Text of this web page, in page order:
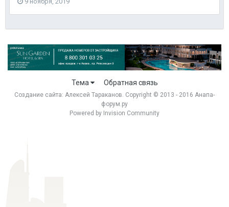
Тема Обратная связь
Создание сайта: Алексей Тараканов. Copyright © 2013 - 2016 Анапа-
форум.ру
Powered by Invision Community